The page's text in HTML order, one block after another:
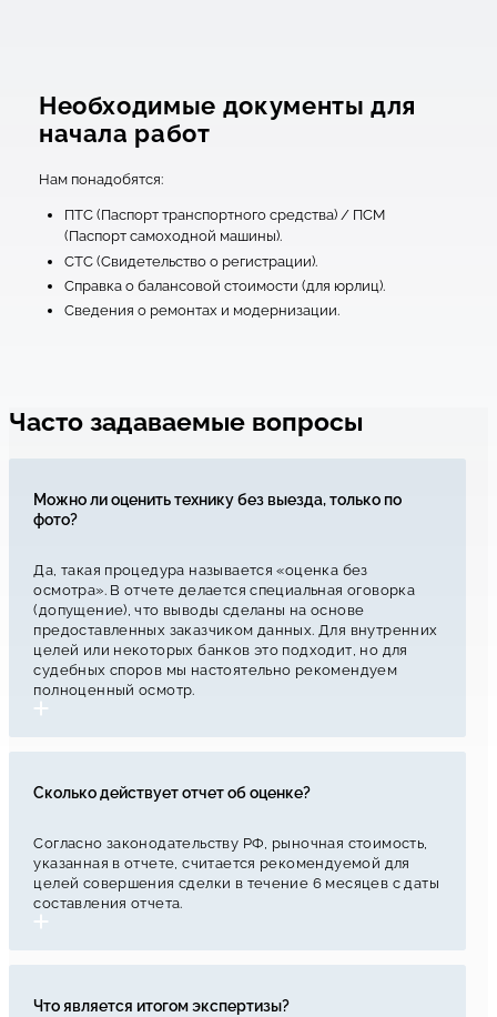
Необходимые документы для
начала работ
Нам понадобятся:
ПТС (Паспорт транспортного средства) / ПСМ
(Паспорт самоходной машины).
СТС (Свидетельство о регистрации).
Справка о балансовой стоимости (для юрлиц).
Сведения о ремонтах и модернизации.
Часто задаваемые вопросы
Можно ли оценить технику без выезда, только по
фото?
Да, такая процедура называется «оценка без
осмотра». В отчете делается специальная оговорка
(допущение), что выводы сделаны на основе
предоставленных заказчиком данных. Для внутренних
целей или некоторых банков это подходит, но для
судебных споров мы настоятельно рекомендуем
полноценный осмотр.
Сколько действует отчет об оценке?
Согласно законодательству РФ, рыночная стоимость,
указанная в отчете, считается рекомендуемой для
целей совершения сделки в течение 6 месяцев с даты
составления отчета.
Что является итогом экспертизы?